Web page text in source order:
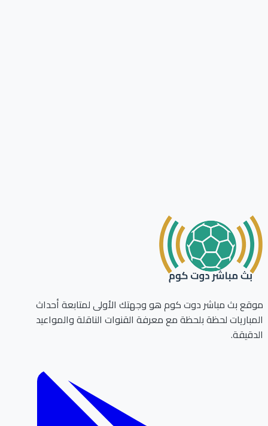
بث مباشر دوت كوم هو وجهتك الأولى لمتابعة أحداث
لحظة بلحظة مع معرفة القنوات الناقلة والمواعيد